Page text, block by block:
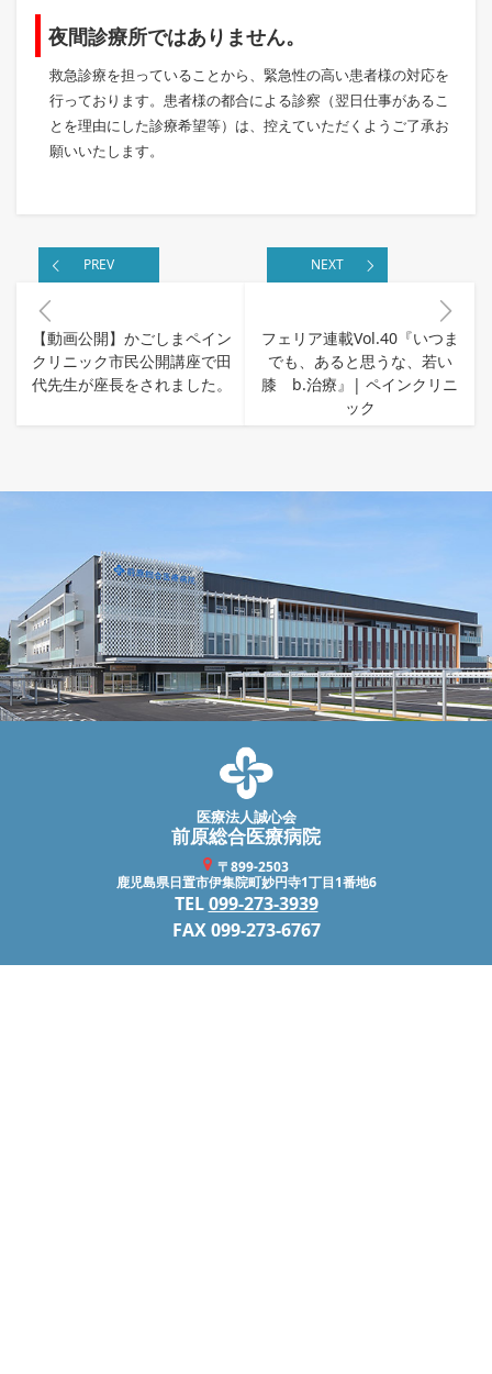
夜間診療所ではありません。
救急診療を担っていることから、緊急性の高い患者様の対応を
行っております。患者様の都合による診察（翌日仕事があるこ
とを理由にした診療希望等）は、控えていただくようご了承お
願いいたします。
PREV
【動画公開】かごしまペイン
クリニック市民公開講座で田
代先生が座長をされました。
NEXT
フェリア連載Vol.40『いつま
でも、あると思うな、若い
膝 b.治療』| ペインクリニ
ック
医療法人誠心会
前原総合医療病院
〒899-2503
鹿児島県日置市伊集院町妙円寺1丁目1番地6
TEL099-273-3939
FAX 099-273-6767